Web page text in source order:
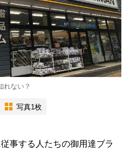
れない？
写真1枚
事する人たちの御用達ブラ